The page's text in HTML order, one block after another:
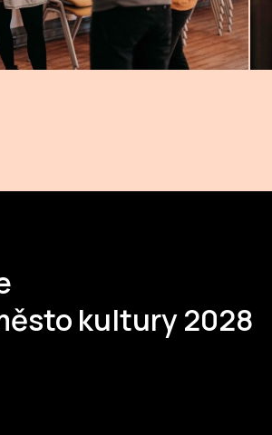
kultury 2028